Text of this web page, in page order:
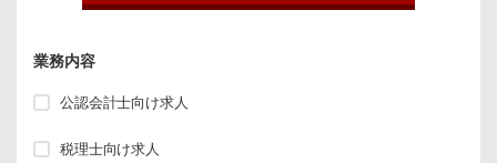
業務内容
公認会計士向け求人
税理士向け求人